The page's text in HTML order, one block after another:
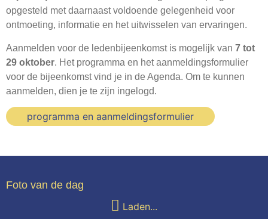
opgesteld met daarnaast voldoende gelegenheid voor
ontmoeting, informatie en het uitwisselen van ervaringen.
Aanmelden voor de ledenbijeenkomst is mogelijk van 7 tot
29 oktober. Het programma en het aanmeldingsformulier
voor de bijeenkomst vind je in de Agenda. Om te kunnen
aanmelden, dien je te zijn ingelogd.
programma en aanmeldingsformulier
Foto van de dag
Laden...